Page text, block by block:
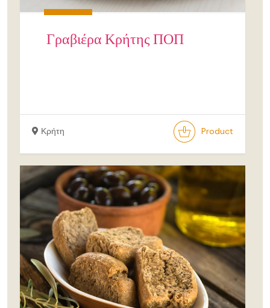
Γραβιέρα Κρήτης ΠΟΠ
Κρήτη Product